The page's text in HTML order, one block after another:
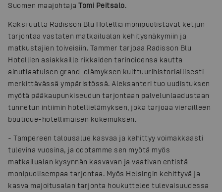
Suomen maajohtaja Tomi Peitsalo.
Kaksi uutta Radisson Blu Hotellia monipuolistavat ketjun
tarjontaa vastaten matkailualan kehitysnäkymiin ja
matkustajien toiveisiin. Tammer tarjoaa Radisson Blu
Hotellien asiakkaille rikkaiden tarinoidensa kautta
ainutlaatuisen grand-elämyksen kulttuurihistoriallisesti
merkittävässä ympäristössä. Aleksanteri tuo uudistuksen
myötä pääkaupunkiseudun tarjontaan palvelunlaadustaan
tunnetun intiimin hotellielämyksen, joka tarjoaa vierailleen
boutique-hotellimaisen kokemuksen.
- Tampereen talousalue kasvaa ja kehittyy voimakkaasti
tulevina vuosina, ja odotamme sen myötä myös
matkailualan kysynnän kasvavan ja vaativan entistä
monipuolisempaa tarjontaa. Myös Helsingin kehittyvä ja
kasva majoitusalan tarjonta houkuttelee tulevaisuudessa